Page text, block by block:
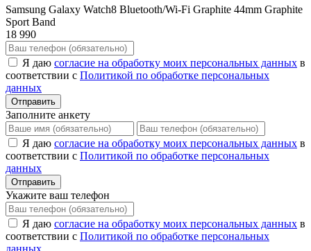
Samsung Galaxy Watch8 Bluetooth/Wi-Fi Graphite 44mm Graphite
Sport Band
18 990
Я даю согласие на обработку моих персональных данных в
соответствии с Политикой по обработке персональных
данных
Отправить
Заполните анкету
Я даю согласие на обработку моих персональных данных в
соответствии с Политикой по обработке персональных
данных
Отправить
Укажите ваш телефон
Я даю согласие на обработку моих персональных данных в
соответствии с Политикой по обработке персональных